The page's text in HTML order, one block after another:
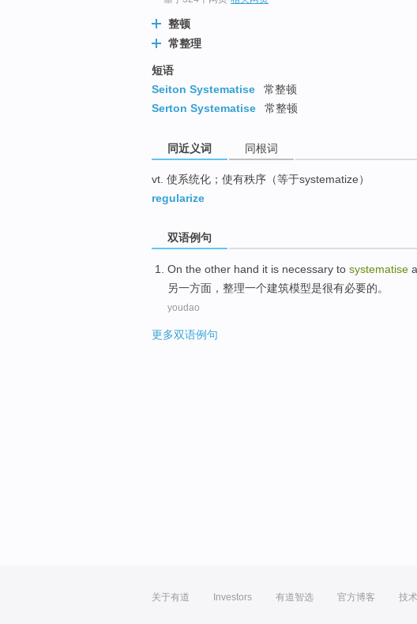
整顿
常整理
短语
Seiton Systematise
常整顿
Serton Systematise
常整顿
同近义词 同根词
vt. 使系统化；使有秩序（等于systematize）
regularize
双语例句
On the other hand it is necessary to systematise
另一方面， 整理一个建筑模型是很有必要的。
youdao
更多双语例句
关于有道 Investors 有道智选 官方博客 技